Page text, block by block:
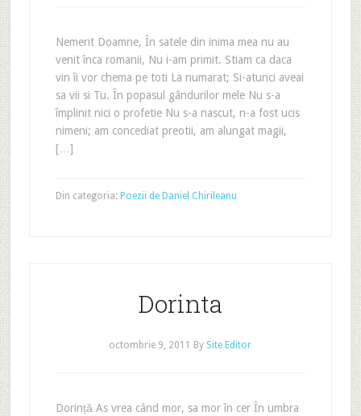
Nemerit Doamne, În satele din inima mea nu au
venit înca romanii, Nu i-am primit. Stiam ca daca
vin îi vor chema pe toti La numarat; Si-atunci aveai
sa vii si Tu. În popasul gândurilor mele Nu s-a
împlinit nici o profetie Nu s-a nascut, n-a fost ucis
nimeni; am concediat preotii, am alungat magii,
[…]
Din categoria: Poezii de Daniel Chirileanu
Dorinta
octombrie 9, 2011 By Site Editor
Dorință As vrea când mor, sa mor în cer În umbra